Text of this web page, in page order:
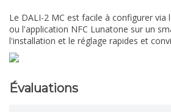
Le DALI-2 MC est facile à configurer via
ou l'application NFC Lunatone sur un
l'installation et le réglage rapides et
Évaluations